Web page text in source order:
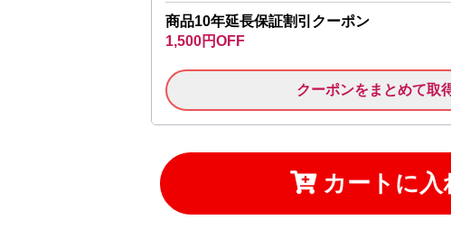
商品10年延長保証割引クーポン
1,500円OFF
クーポンをまとめて取
カートに入